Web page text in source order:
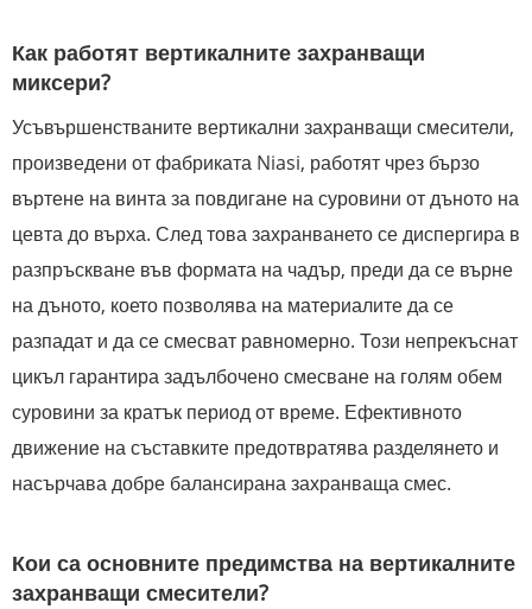
Как работят вертикалните захранващи
миксери?
Усъвършенстваните вертикални захранващи смесители,
произведени от фабриката Niasi, работят чрез бързо
въртене на винта за повдигане на суровини от дъното на
цевта до върха. След това захранването се диспергира в
разпръскване във формата на чадър, преди да се върне
на дъното, което позволява на материалите да се
разпадат и да се смесват равномерно. Този непрекъснат
цикъл гарантира задълбочено смесване на голям обем
суровини за кратък период от време. Ефективното
движение на съставките предотвратява разделянето и
насърчава добре балансирана захранваща смес.
Кои са основните предимства на вертикалните
захранващи смесители?